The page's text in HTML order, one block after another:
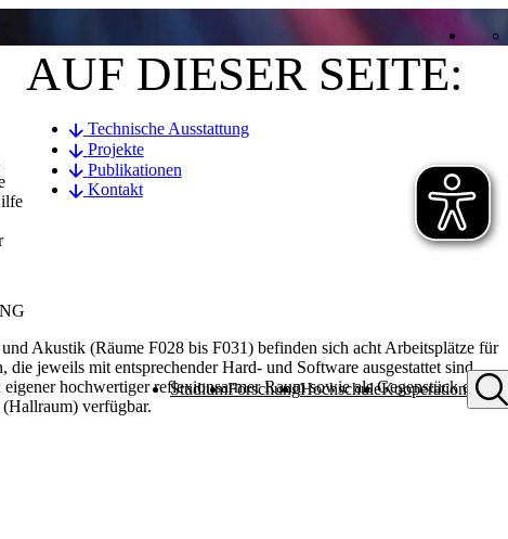
StudiumForschungHochschuleKooperation
AUF DIESER SEITE:
Technische Ausstattung
Projekte
Publikationen
Kontakt
Akustik (Räume F028 bis F031) befinden sich acht Arbeitsplätze für
die jeweils mit entsprechender Hard- und Software ausgestattet sind.
hochwertiger reflexionsarmer Raum sowie als Gegenstück ein
verfügbar.